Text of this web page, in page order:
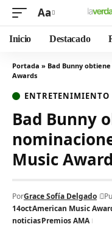
Aa
Inicio Destacado
Portada » Bad Bunny
Awards
ENTRETENIMIENTO
Bad Bunny
Music
PorGrace Sofía Delgado
14octAmerican Music
noticiasPremios AMA